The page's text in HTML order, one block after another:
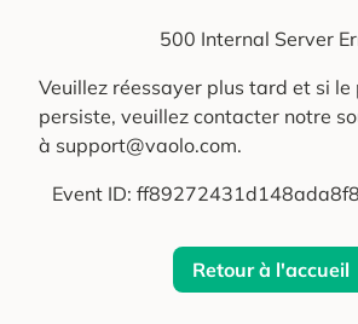
500 Internal Server
Veuillez réessayer plus tard et si le
persiste, veuillez contacter notre
à support@vaolo.com.
Event ID:
Retour à l'accueil